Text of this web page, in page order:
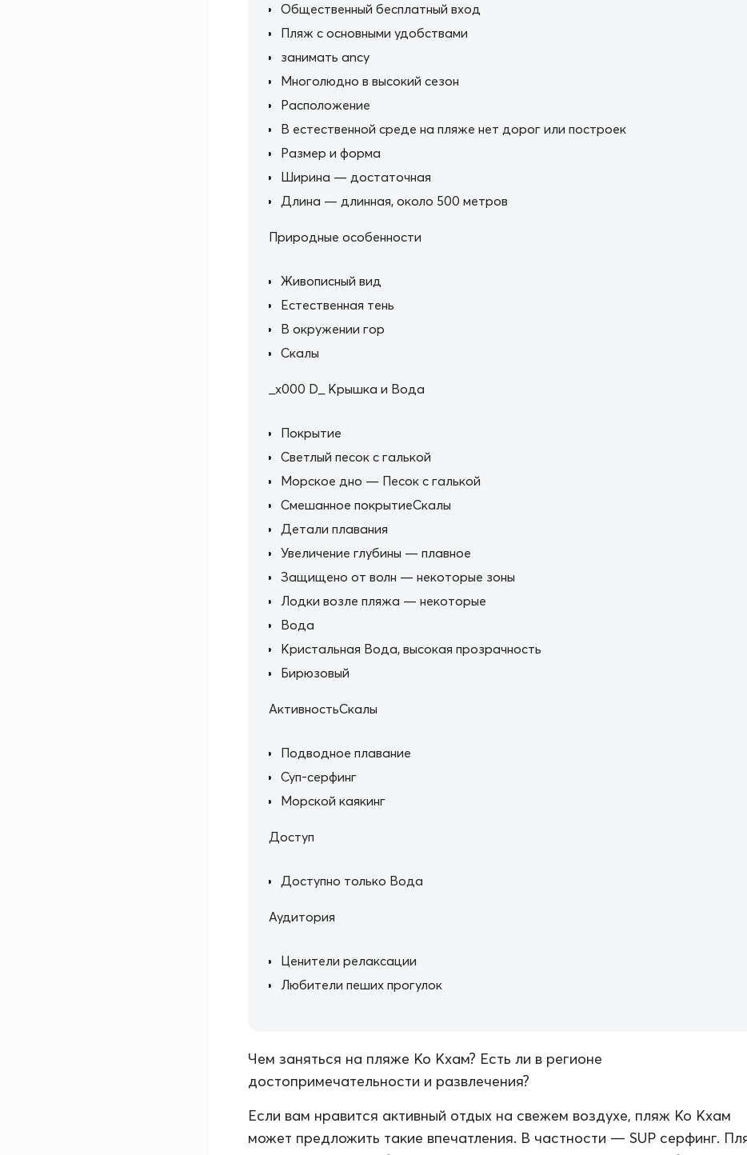
Общественный бесплатный вход
Пляж с основными удобствами
занимать ancy
Многолюдно в высокий сезон
Расположение
В естественной среде на пляже нет дорог или построек
Размер и форма
Ширина — достаточная
Длина — длинная, около 500 метров
Природные особенности
Живописный вид
Естественная тень
В окружении гор
Скалы
_x000 D_ Крышка и Вода
Покрытие
Светлый песок с галькой
Морское дно — Песок с галькой
Смешанное покрытиеСкалы
Детали плавания
Увеличение глубины — плавное
Защищено от волн — некоторые зоны
Лодки возле пляжа — некоторые
Вода
Кристальная Вода, высокая прозрачность
Бирюзовый
АктивностьСкалы
Подводное плавание
Суп-серфинг
Морской каякинг
Доступ
Доступно только Вода
Аудитория
Ценители релаксации
Любители пеших прогулок
Чем заняться на пляже Ко Кхам? Есть ли в регионе
достопримечательности и развлечения?
Если вам нравится активный отдых на свежем воздухе, пляж Ко Кхам
может предложить такие впечатления. В частности — SUP серфинг.